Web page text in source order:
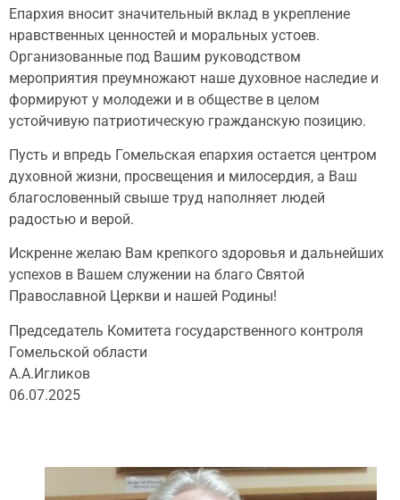
Епархия вносит значительный вклад в укрепление
нравственных ценностей и моральных устоев.
Организованные под Вашим руководством
мероприятия преумножают наше духовное наследие и
формируют у молодежи и в обществе в целом
устойчивую патриотическую гражданскую позицию.
Пусть и впредь Гомельская епархия остается центром
духовной жизни, просвещения и милосердия, а Ваш
благословенный свыше труд наполняет людей
радостью и верой.
Искренне желаю Вам крепкого здоровья и дальнейших
успехов в Вашем служении на благо Святой
Православной Церкви и нашей Родины!
Председатель Комитета государственного контроля
Гомельской области
А.А.Игликов
06.07.2025